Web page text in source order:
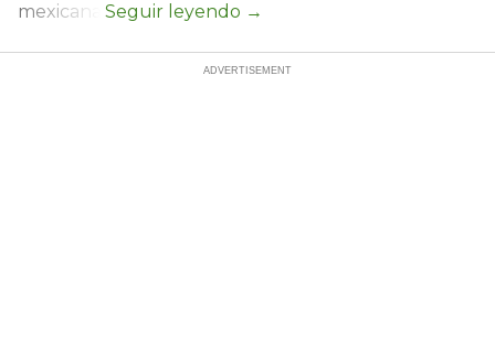
mexicana.